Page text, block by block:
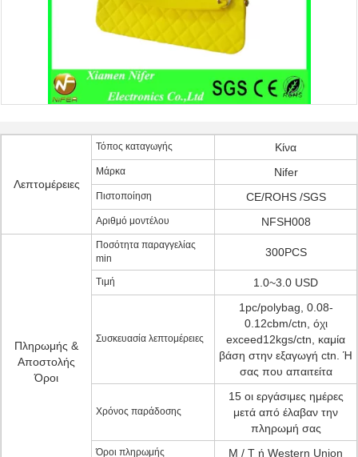
Λεπτομέρειες
Τόπος καταγωγής Κίνα
Μάρκα Nifer
Πιστοποίηση CE/ROHS /SGS
Αριθμό μοντέλου NFSH008
Πληρωμής &
Αποστολής
Όροι
Ποσότητα παραγγελίας
min
300PCS
Τιμή 1.0~3.0 USD
Συσκευασία λεπτομέρειες
1pc/polybag, 0.08-
0.12cbm/ctn, όχι
exceed12kgs/ctn, καμία
βάση στην εξαγωγή ctn. Ή
σας που απαιτείτα
Χρόνος παράδοσης
15 οι εργάσιμες ημέρες
μετά από έλαβαν την
πληρωμή σας
Όροι πληρωμής Μ / Τ ή Western Union